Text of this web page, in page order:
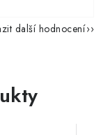
další hodnocení